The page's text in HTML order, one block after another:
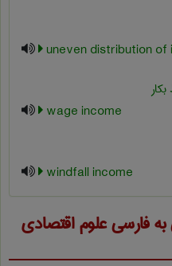
uneven distribution of
wage income
windfall income
فارسیعلوم اقتصادی